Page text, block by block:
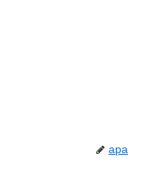
apa